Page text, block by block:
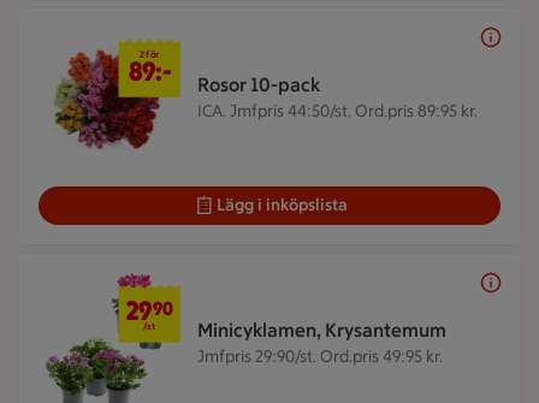
Rosor 10-pack
ICA. Jmfpris 44:50/st. Ord.pris 89:95 kr.
2 för 89 kr
2 för
89:-
Lägg i inköpslista
Minicyklamen, Krysantemum
Jmfpris 29:90/st. Ord.pris 49:95 kr.
29,90 kr/st
2990
/st